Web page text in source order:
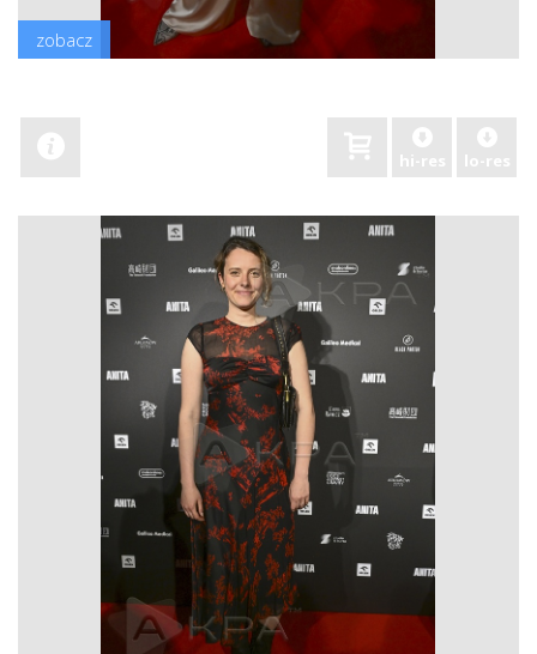
zobacz
hi-res lo-res